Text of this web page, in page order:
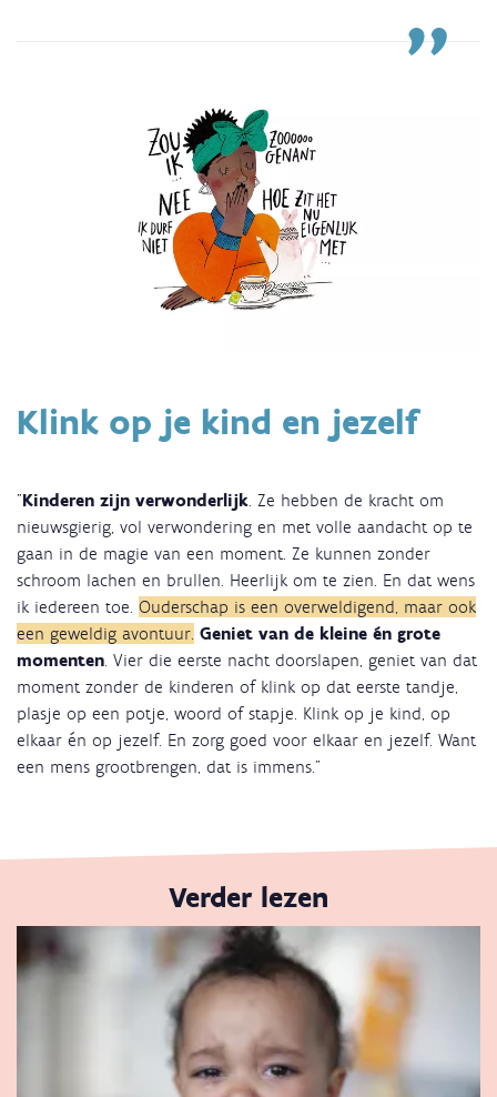
Klink op je kind en jezelf
"Kinderen zijn verwonderlijk. Ze hebben de kracht om
nieuwsgierig, vol verwondering en met volle aandacht op te
gaan in de magie van een moment. Ze kunnen zonder
schroom lachen en brullen. Heerlijk om te zien. En dat wens
ik iedereen toe. Ouderschap is een overweldigend, maar ook
een geweldig avontuur. Geniet van de kleine én grote
momenten. Vier die eerste nacht doorslapen, geniet van dat
moment zonder de kinderen of klink op dat eerste tandje,
plasje op een potje, woord of stapje. Klink op je kind, op
elkaar én op jezelf. En zorg goed voor elkaar en jezelf. Want
een mens grootbrengen, dat is immens."
Verder lezen